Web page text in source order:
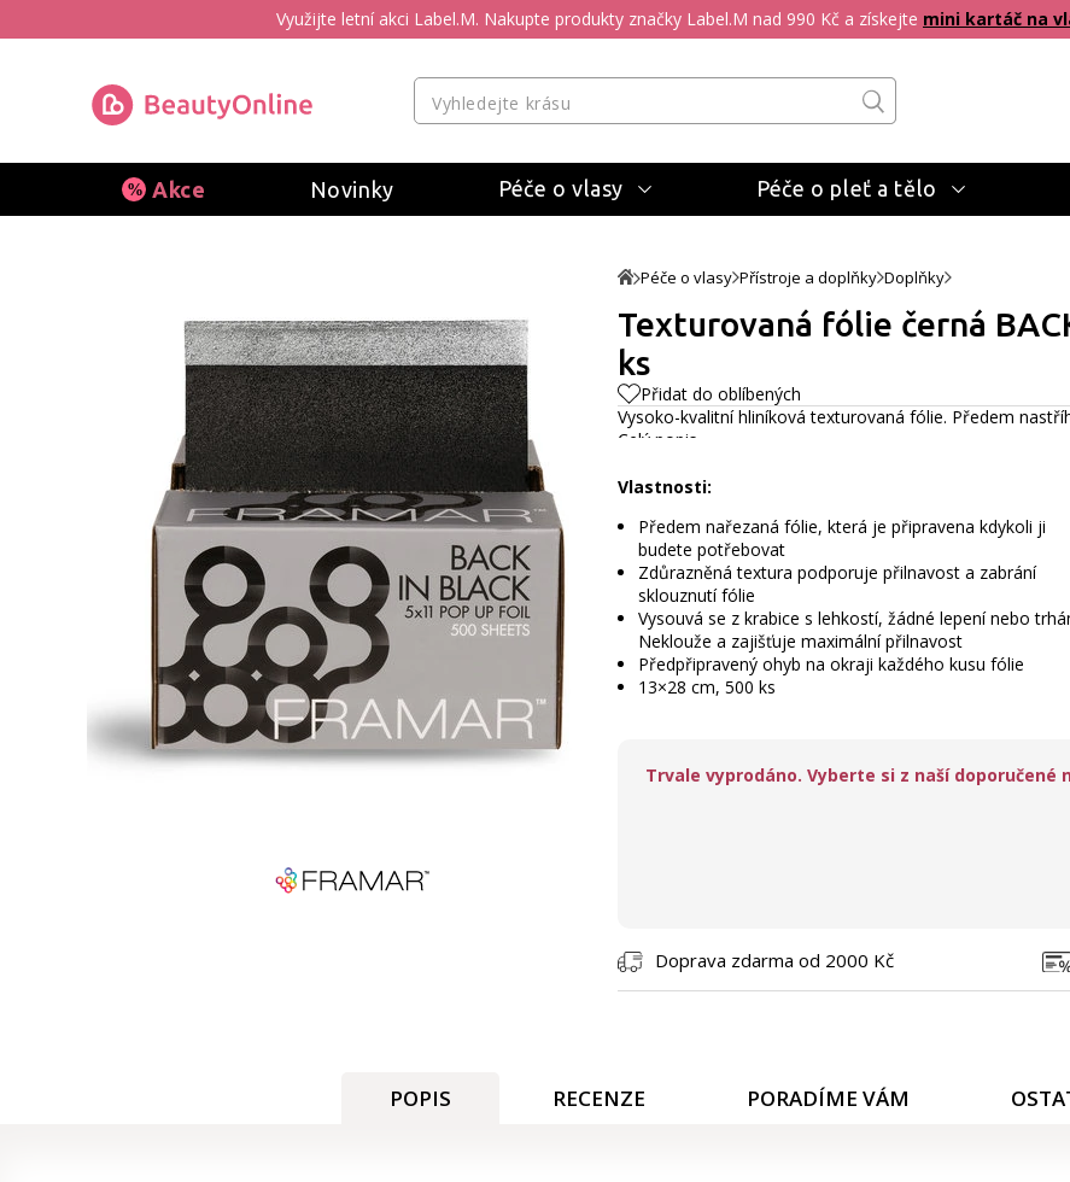
Využijte letní akci Label.M. Nakupte produkty značky Label.M nad 990 Kč a získejte mini kartáč na
Akce Novinky Péče o vlasy Péče o pleť a tělo
Péče o vlasy Přístroje a doplňky Doplňky
Texturovaná fólie černá
ks
Přidat do oblíbených
Vysoko-kvalitní hliníková texturovaná fólie. Předem
Celý popis
Vlastnosti:
Předem nařezaná fólie, která je připravena kdykoli ji
budete potřebovat
Zdůrazněná textura podporuje přilnavost a zabrání
sklouznutí fólie
Vysouvá se z krabice s lehkostí, žádné lepení nebo
Neklouže a zajišťuje maximální přilnavost
Předpřipravený ohyb na okraji každého kusu fólie
13×28 cm, 500 ks
Trvale vyprodáno. Vyberte si z naší doporučené
Doprava zdarma od 2000 Kč
POPIS RECENZE PORADÍME VÁM